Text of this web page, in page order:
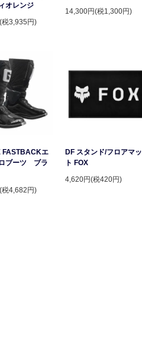
オレンジ
3,935円)
14,300円(税1,300円)
FASTBACKエ
ブーツ ブラ
4,682円)
DF スタンド/フロアマッ
ト FOX
4,620円(税420円)